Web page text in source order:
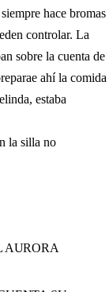
hace bromas
controlar. La
sobre la cuenta de
ahí la comida
estaba
la silla no
AURORA